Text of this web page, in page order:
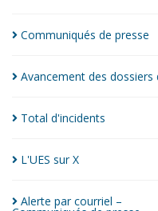
Communiqués de presse
Avancement des dossiers
Total d'incidents
L'UES surX
Alerte par courriel –